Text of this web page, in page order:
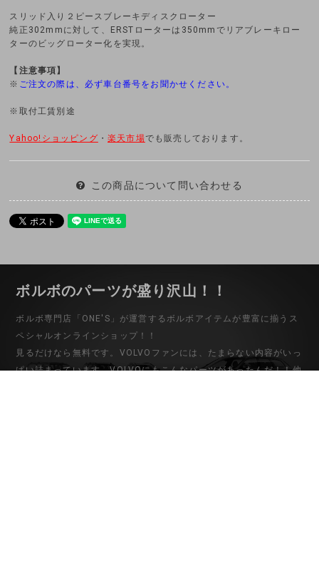
スリッド入り２ピースブレーキディスクローター
純正302mmに対して、ERSTローターは350mmでリアブレーキロー
ターのビッグローター化を実現。
【注意事項】
※ ご注文の際は、必ず車台番号をお聞かせください。
※取付工賃別途
Yahoo!ショッピング ・楽天市場でも販売しております。
この商品について問い合わせる
ボルボのパーツが盛り沢山！！
ボルボ専門店「ONE'S」が運営するボルボアイテムが豊富に揃うス
ペシャルオンラインショップ！！
見るだけなら無料です。VOLVOファンには、たまらない内容がいっ
ぱい詰まっています。VOLVOにもこんなパーツがあったんだ！！他